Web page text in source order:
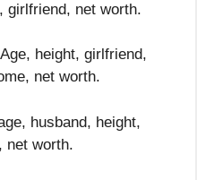
girlfriend, net worth.
height, girlfriend,
net worth.
husband, height,
net worth.